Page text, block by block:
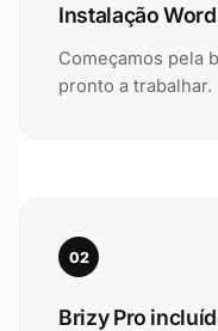
Instalação
Começamos pela
pronto a trabalhar.
02
Brizy Pro